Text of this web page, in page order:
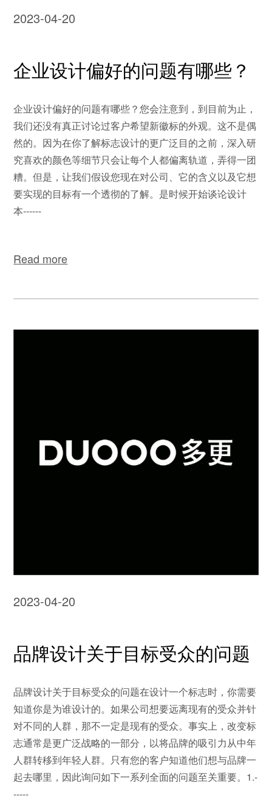
2023-04-20
企业设计偏好的问题有哪些？
企业设计偏好的问题有哪些？您会注意到，到目前为止，
我们还没有真正讨论过客户希望新徽标的外观。这不是偶
然的。因为在你了解标志设计的更广泛目的之前，深入研
究喜欢的颜色等细节只会让每个人都偏离轨道，弄得一团
糟。但是，让我们假设您现在对公司、它的含义以及它想
要实现的目标有一个透彻的了解。是时候开始谈论设计
本------
Read more
2023-04-20
品牌设计关于目标受众的问题
品牌设计关于目标受众的问题在设计一个标志时，你需要
知道你是为谁设计的。如果公司想要远离现有的受众并针
对不同的人群，那不一定是现有的受众。事实上，改变标
志通常是更广泛战略的一部分，以将品牌的吸引力从中年
人群转移到年轻人群。只有您的客户知道他们想与品牌一
起去哪里，因此询问如下一系列全面的问题至关重要。1.-
-----